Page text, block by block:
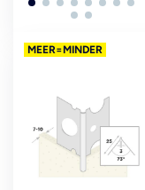
MEER=MINDER